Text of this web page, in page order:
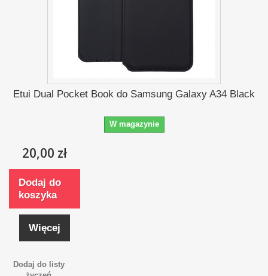
Etui Dual Pocket Book do Samsung Galaxy A34 Black
W magazynie
20,00 zł
Dodaj do
koszyka
Więcej
Dodaj do listy